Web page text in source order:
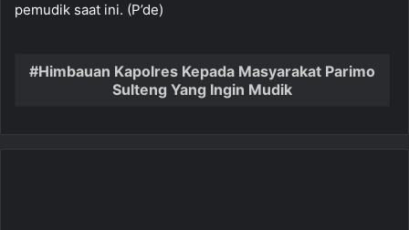
pemudik saat ini. (P’de)
Himbauan Kapolres Kepada Masyarakat Parimo
Sulteng Yang Ingin Mudik